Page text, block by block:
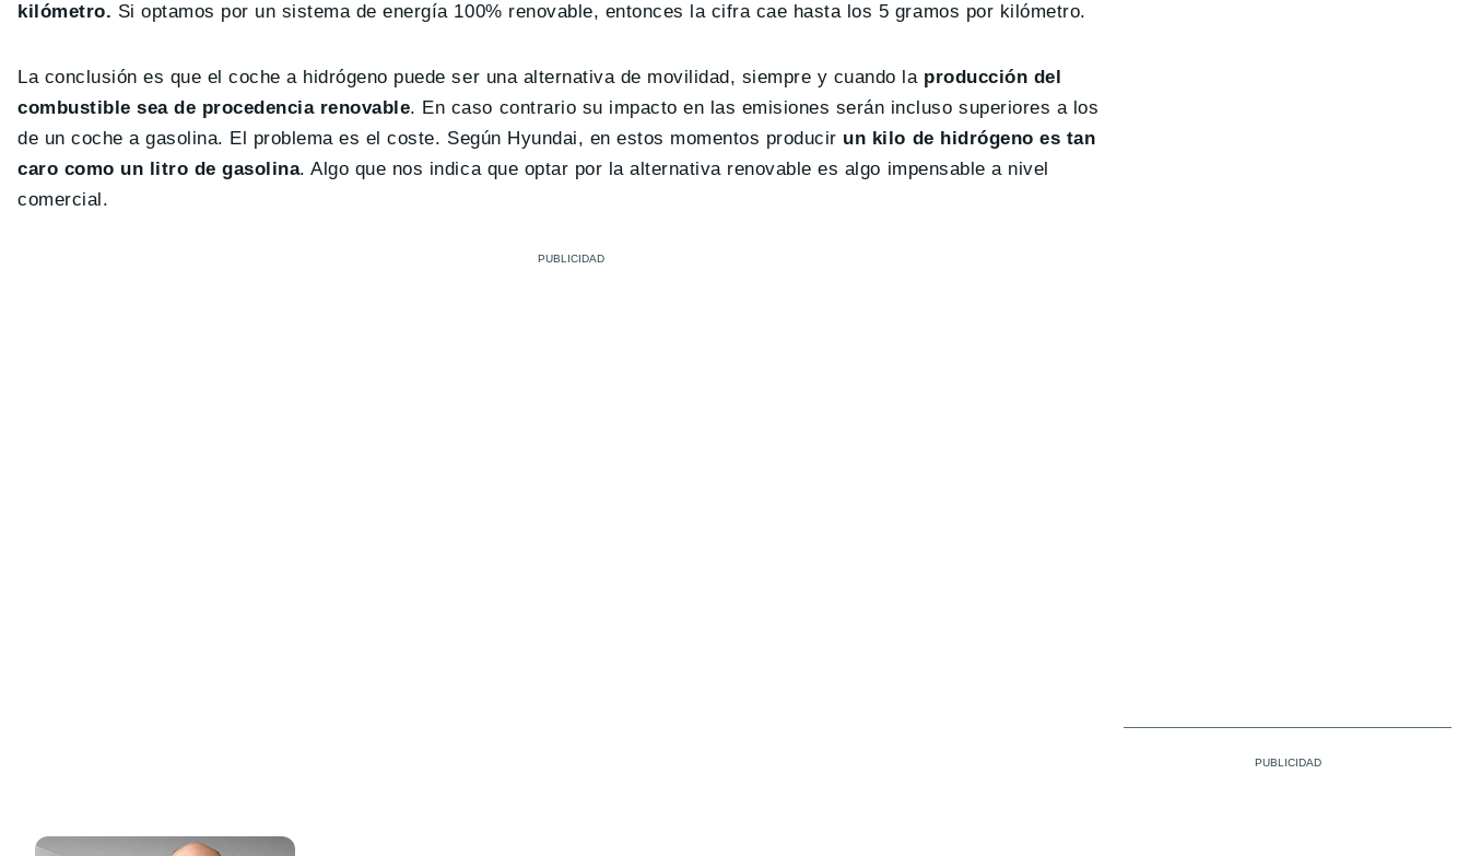
kilómetro. Si optamos por un sistema de energía 100% renovable, entonces la cifra cae hasta los 5 gramos por kilómetro.
La conclusión es que el coche a hidrógeno puede ser una alternativa de movilidad, siempre y cuando laproducción del
combustible sea de procedencia renovable. En caso contrario su impacto en las emisiones serán incluso superiores a los
de un coche a gasolina. El problema es el coste. Según Hyundai, en estos momentos producir un kilo de hidrógeno es tan
caro como un litro de gasolina. Algo que nos indica que optar por la alternativa renovable es algo impensable a nivel
comercial.